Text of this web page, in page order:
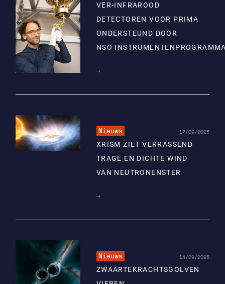
VER-INFRAROOD
DETECTOREN VOOR PRIMA
ONDERSTEUND DOOR
NSO
Lees
Nieuws 17/09/2025
XRISM ZIET VERRASSEND
TRAGE EN DICHTE WIND
VAN NEUTRONENSTER
Lees
Nieuws 14/09/2025
ZWAARTEKRACHTSGOLVEN